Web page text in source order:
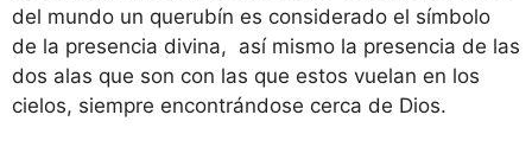
del mundo un querubín es considerado el símbolo
de la presencia divina, así mismo la presencia de las
dos alas que son con las que estos vuelan en los
cielos, siempre encontrándose cerca de Dios.